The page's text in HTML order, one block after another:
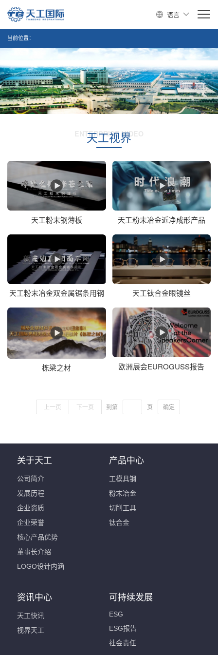
语言
当前位置：
ENTERPRISE VIDEO
天工视界
天工粉末钢薄板 天工粉末冶金近净成形产品
天工粉末冶金双金属锯条用钢 天工钛合金眼镜丝
栋梁之材 欧洲展会EUROGUSS报告
上一页 下一页 到第 页 确定
关于天工
公司简介
发展历程
企业资质
企业荣誉
核心产品优势
董事长介绍
LOGO设计内涵
产品中心
工模具钢
粉末冶金
切削工具
钛合金
资讯中心
天工快讯
视界天工
可持续发展
ESG
ESG报告
社会责任